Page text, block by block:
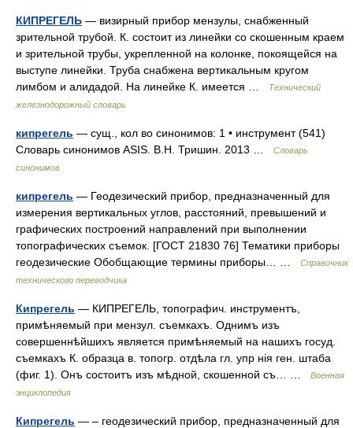
КИПРЕГЕЛЬ — визирный прибор мензулы, снабженный
зрительной трубой. К. состоит из линейки со скошенным краем
и зрительной трубы, укрепленной на колонке, покоящейся на
выступе линейки. Труба снабжена вертикальным кругом
лимбом и алидадой. На линейке К. имеется …
Технический
железнодорожный словарь
кипрегель — сущ., кол во синонимов: 1 • инструмент (541)
Словарь синонимов ASIS. В.Н. Тришин. 2013 …
Словарь
синонимов
кипрегель — Геодезический прибор, предназначенный для
измерения вертикальных углов, расстояний, превышений и
графических построений направлений при выполнении
топографических съемок. [ГОСТ 21830 76] Тематики приборы
геодезические Обобщающие термины приборы… …
Справочник
технического переводчика
Кипрегель — КИПРЕГЕЛЬ, топографич. инструментъ,
примѣняемый при мензул. съемкахъ. Однимъ изъ
совершеннѣйшихъ является примѣняемый на нашихъ госуд.
съемкахъ К. образца в. топогр. отдѣла гл. упр нія ген. штаба
(фиг. 1). Онъ состоитъ изъ мѣдной, скошенной съ… …
Военная
энциклопедия
Кипрегель — – геодезический прибор, предназначенный для